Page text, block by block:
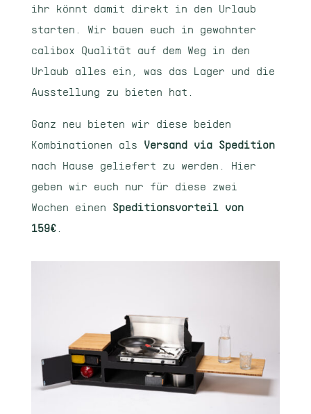
ihr könnt damit direkt in den Urlaub
starten. Wir bauen euch in gewohnter
calibox Qualität auf dem Weg in den
Urlaub alles ein, was das Lager und die
Ausstellung zu bieten hat.
Ganz neu bieten wir diese beiden
Kombinationen als Versand via Spedition
nach Hause geliefert zu werden. Hier
geben wir euch nur für diese zwei
Wochen einen Speditionsvorteil von
159€.